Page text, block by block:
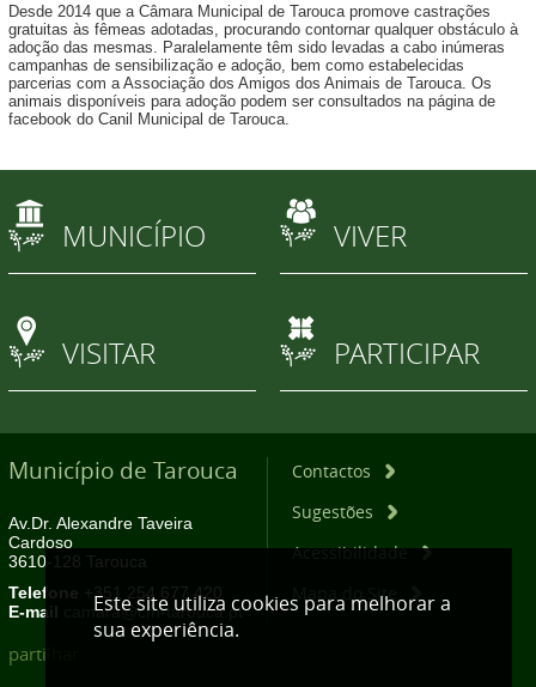
Desde 2014 que a Câmara Municipal de Tarouca promove castrações
gratuitas às fêmeas adotadas, procurando contornar qualquer obstáculo à
adoção das mesmas. Paralelamente têm sido levadas a cabo inúmeras
campanhas de sensibilização e adoção, bem como estabelecidas
parcerias com a Associação dos Amigos dos Animais de Tarouca. Os
animais disponíveis para adoção podem ser consultados na página de
facebook do Canil Municipal de Tarouca.
MUNICÍPIO VIVER
VISITAR PARTICIPAR
Município de Tarouca
Av.Dr. Alexandre Taveira
Cardoso
3610-128 Tarouca
Telefone +351 254 677 420
E-mail
camara@cm-tarouca.pt
Contactos
Sugestões
Acessibilidade
Mapa do Site
partilhar
Este site utiliza cookies para melhorar a
sua experiência.